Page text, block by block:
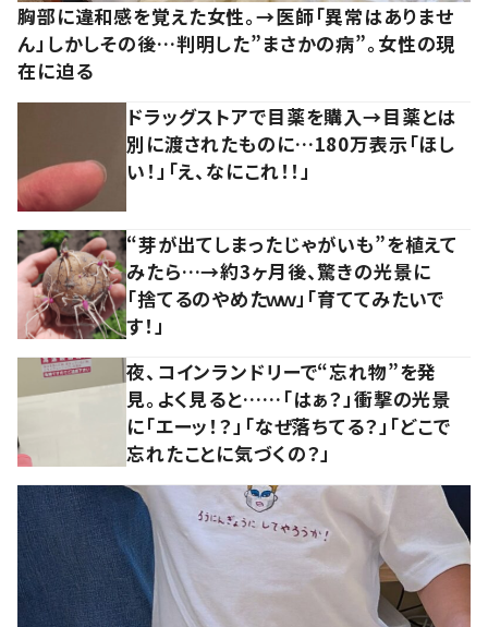
胸部に違和感を覚えた女性。→医師「異常はありませ
ん」しかしその後…判明した”まさかの病”。女性の現
在に迫る
ドラッグストアで目薬を購入→目薬とは
別に渡されたものに…180万表示「ほし
い！」「え、なにこれ！！」
“芽が出てしまったじゃがいも”を植えて
みたら…→約3ヶ月後、驚きの光景に
「捨てるのやめたｗｗ」「育ててみたいで
す！」
夜、コインランドリーで“忘れ物”を発
見。よく見ると……「はぁ？」衝撃の光景
に「エーッ！？」「なぜ落ちてる？」「どこで
忘れたことに気づくの？」